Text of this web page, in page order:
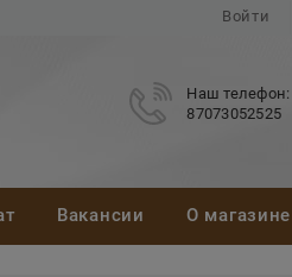
Войти
Наш телефон:
87073052525
Вакансии О магазине